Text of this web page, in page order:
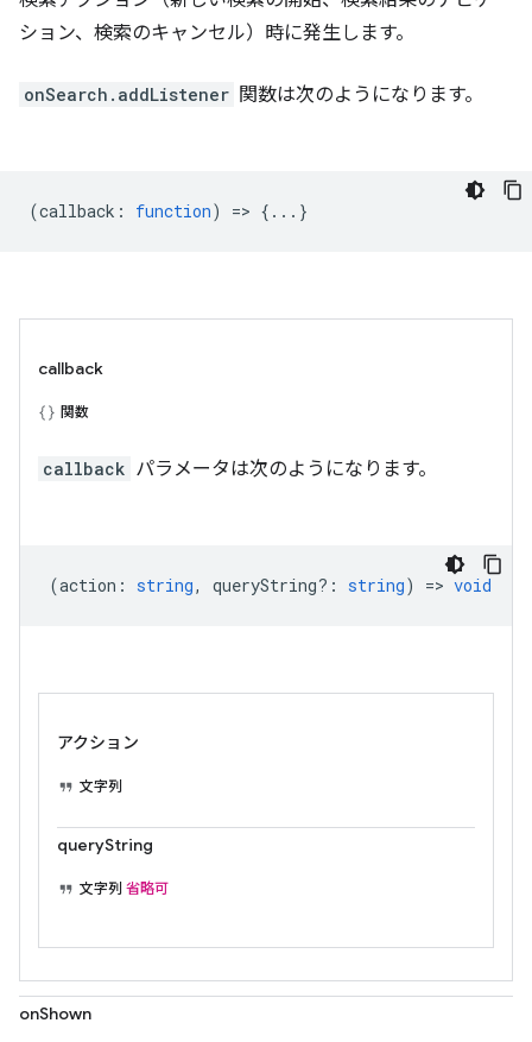
ション、検索のキャンセル）時に発生します。
onSearch.addListener 関数は次のようになります。
(callback : function) => {...}
callback
関数
callback パラメータは次のようになります。
(action : string, queryString? : string) => void
アクション
文字列
queryString
文字列 省略可
onShown